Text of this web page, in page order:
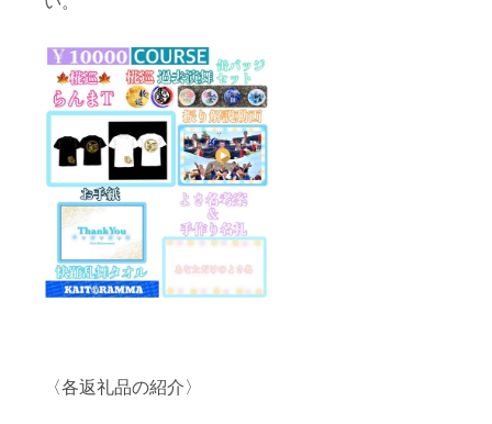
〈各返礼品の紹介〉